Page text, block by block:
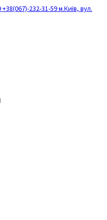
+38(067)-232-31-59м.Київ, вул.